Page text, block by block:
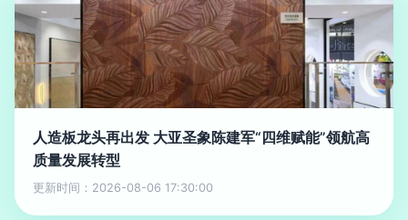
人造板龙头再出发 大亚圣象陈建军“四维赋能”领航高
质量发展转型
更新时间：2026-08-06 17:30:00